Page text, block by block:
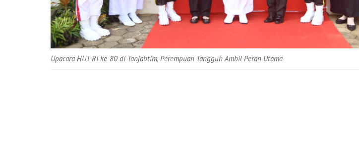
Upacara HUT RI ke-80 di Tanjabtim, Perempuan Tangguh Ambil Peran Utama